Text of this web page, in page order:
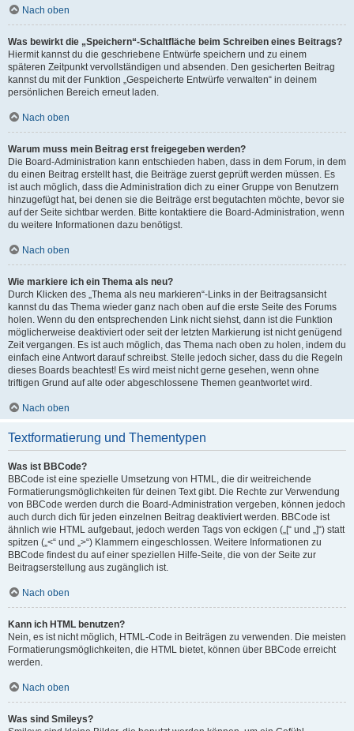
Nach oben
Was bewirkt die „Speichern“-Schaltfläche beim Schreiben eines Beitrags?
Hiermit kannst du die geschriebene Entwürfe speichern und zu einem
späteren Zeitpunkt vervollständigen und absenden. Den gesicherten Beitrag
kannst du mit der Funktion „Gespeicherte Entwürfe verwalten“ in deinem
persönlichen Bereich erneut laden.
Nach oben
Warum muss mein Beitrag erst freigegeben werden?
Die Board-Administration kann entschieden haben, dass in dem Forum, in dem
du einen Beitrag erstellt hast, die Beiträge zuerst geprüft werden müssen. Es
ist auch möglich, dass die Administration dich zu einer Gruppe von Benutzern
hinzugefügt hat, bei denen sie die Beiträge erst begutachten möchte, bevor sie
auf der Seite sichtbar werden. Bitte kontaktiere die Board-Administration, wenn
du weitere Informationen dazu benötigst.
Nach oben
Wie markiere ich ein Thema als neu?
Durch Klicken des „Thema als neu markieren“-Links in der Beitragsansicht
kannst du das Thema wieder ganz nach oben auf die erste Seite des Forums
holen. Wenn du den entsprechenden Link nicht siehst, dann ist die Funktion
möglicherweise deaktiviert oder seit der letzten Markierung ist nicht genügend
Zeit vergangen. Es ist auch möglich, das Thema nach oben zu holen, indem du
einfach eine Antwort darauf schreibst. Stelle jedoch sicher, dass du die Regeln
dieses Boards beachtest! Es wird meist nicht gerne gesehen, wenn ohne
triftigen Grund auf alte oder abgeschlossene Themen geantwortet wird.
Nach oben
Textformatierung und Thementypen
Was ist BBCode?
BBCode ist eine spezielle Umsetzung von HTML, die dir weitreichende
Formatierungsmöglichkeiten für deinen Text gibt. Die Rechte zur Verwendung
von BBCode werden durch die Board-Administration vergeben, können jedoch
auch durch dich für jeden einzelnen Beitrag deaktiviert werden. BBCode ist
ähnlich wie HTML aufgebaut, jedoch werden Tags von eckigen („[“ und „]“) statt
spitzen („<“ und „>“) Klammern eingeschlossen. Weitere Informationen zu
BBCode findest du auf einer speziellen Hilfe-Seite, die von der Seite zur
Beitragserstellung aus zugänglich ist.
Nach oben
Kann ich HTML benutzen?
Nein, es ist nicht möglich, HTML-Code in Beiträgen zu verwenden. Die meisten
Formatierungsmöglichkeiten, die HTML bietet, können über BBCode erreicht
werden.
Nach oben
Was sind Smileys?